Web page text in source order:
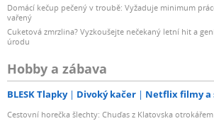
Domácí kečup pečený v troubě: Vyžaduje minimum
vařený
Cuketová zmrzlina? Vyzkoušejte nečekaný letní hit a
úrodu
Hobby a zábava
BLESK Tlapky Divoký kačer Netflix filmy a
Cestovní horečka šlechty: Chuďas z Klatovska